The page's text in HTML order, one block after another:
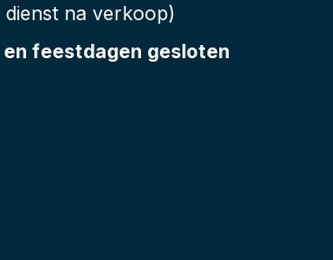
na verkoop)
feestdagen gesloten